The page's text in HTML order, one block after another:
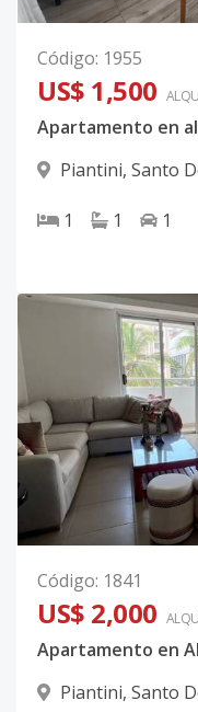
Código: 1955
US$ 1,500
Apartamento en
Piantini, Santo
1 1 1
Código: 1841
US$ 2,000
Apartamento en
Piantini, Santo